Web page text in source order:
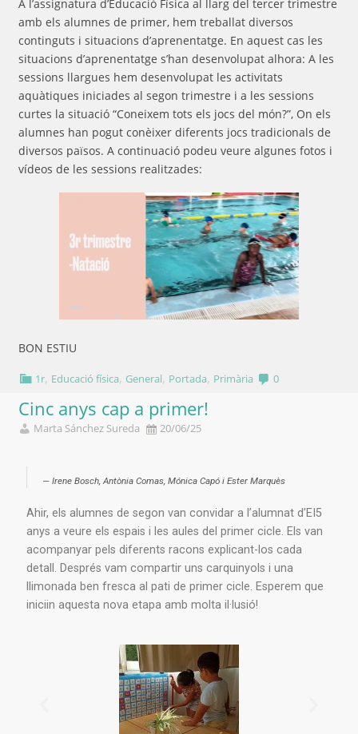
A l’assignatura d’Educació Física al llarg del tercer trimestre
amb els alumnes de primer, hem treballat diversos
continguts i situacions d’aprenentatge. En aquest cas les
situacions d’aprenentatge s’han desenvolupat alhora: A les
sessions llargues hem desenvolupat les activitats
aquàtiques iniciades al segon trimestre i a les sessions
curtes la situació “Coneixem tots els jocs del món?”, On els
alumnes han pogut conèixer diferents jocs tradicionals de
diversos països. A continuació podeu veure algunes fotos i
vídeos de les sessions realitzades:
BON ESTIU
1r, Educació física, General, Portada, Primària 0
Cinc anys cap a primer!
Marta Sánchez Sureda 20/06/25
Irene Bosch, Antònia Comas, Mónica Capó i Ester Marquès
Ahir, els alumnes de segon van convidar a l’alumnat d’EI5
anys a veure els espais i les aules del primer cicle. Els van
acompanyar pels diferents racons explicant-los cada
detall. Després vam compartir uns carquinyols i una
llimonada ben fresca al pati de primer cicle. Esperem que
iniciin aquesta nova etapa amb molta il·lusió!